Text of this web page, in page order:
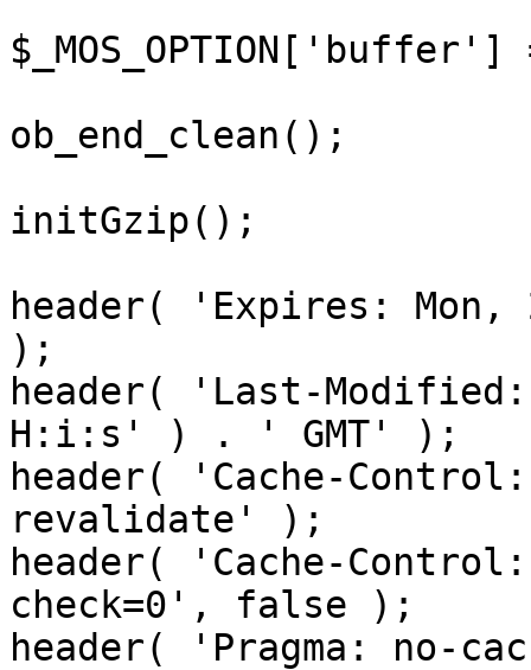
ob_end_clean();
initGzip();
header( 'Expires: Mon,
);
header( 'Last-
H:i:s' ) . ' GMT' );
header( 'Cache-
revalidate' );
header( 'Cache-
check=0', false );
header( 'Pragma: no-